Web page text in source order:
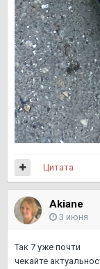
Цитата
Akiane
3 июня
Так 7 уже почти
чекайте